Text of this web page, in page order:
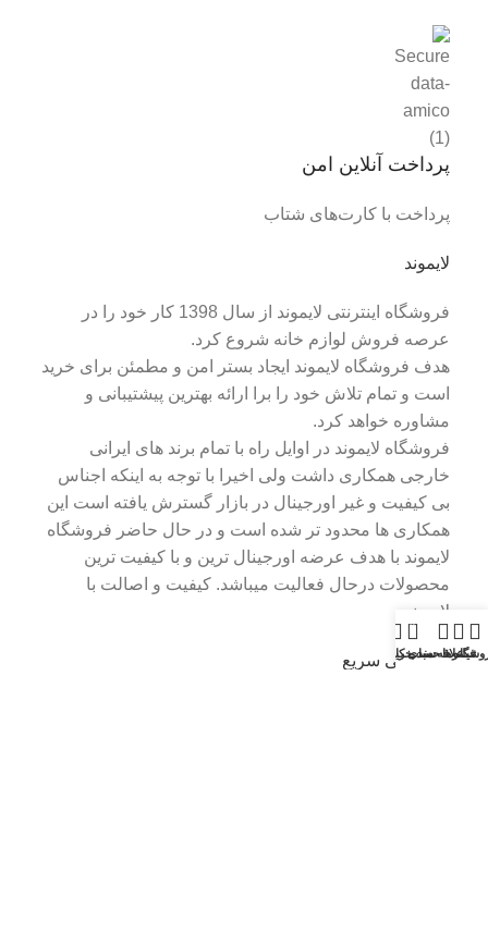
پرداخت آنلاین امن
پرداخت با کارت‌های شتاب
لایموند
فروشگاه اینترنتی لایموند از سال 1398 کار خود را در
عرصه فروش لوازم خانه شروع کرد.
هدف فروشگاه لایموند ایجاد بستر امن و مطمئن برای خرید
است و تمام تلاش خود را برا ارائه بهترین پیشتیبانی و
مشاوره خواهد کرد.
فروشگاه لایموند در اوایل راه با تمام برند های ایرانی
خارجی همکاری داشت ولی اخیرا با توجه به اینکه اجناس
بی کیفیت و غیر اورجینال در بازار گسترش یافته است این
همکاری ها محدود تر شده است و در حال حاضر فروشگاه
لایموند با هدف عرضه اورجینال ترین و با کیفیت ترین
محصولات درحال فعالیت میباشد. کیفیت و اصالت با
لایموند
دسترسی سریعفیلترها
علاقه مندی
0
سبد خرید
حساب کاربری من